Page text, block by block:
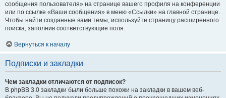
сообщения пользователя» на странице вашего профиля на конференции
или по ссылке «Ваши сообщения» в меню «Ссылки» на главной странице.
Чтобы найти созданные вами темы, используйте страницу расширенного
поиска, заполнив соответствующие поля.
Вернуться к началу
Подписки и закладки
Чем закладки отличаются от подписок?
В phpBB 3.0 закладки были больше похожи на закладки в вашем веб-